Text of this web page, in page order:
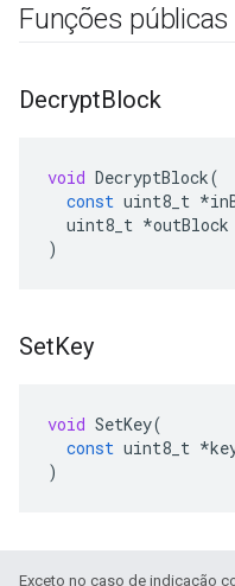
Funções públicas
DecryptBlock
void DecryptBlock(
const uint8_t *
uint8_t *outBlock
)
SetKey
void SetKey(
const uint8_t *
)
Exceto no caso de indicação